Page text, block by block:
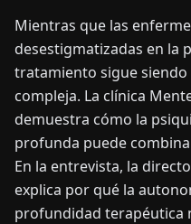
CONTÁCTENOS
Mientras que las
desestigmatizadas en la
tratamiento sigue
compleja. La clínica
demuestra cómo la
profunda puede
En la entrevista, la
explica por qué la
profundidad terapéutica